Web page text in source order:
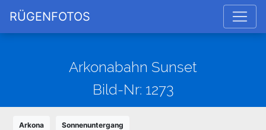
RÜGENFOTOS
Arkonabahn Sunset
Bild-Nr: 1273
Arkona Sonnenuntergang